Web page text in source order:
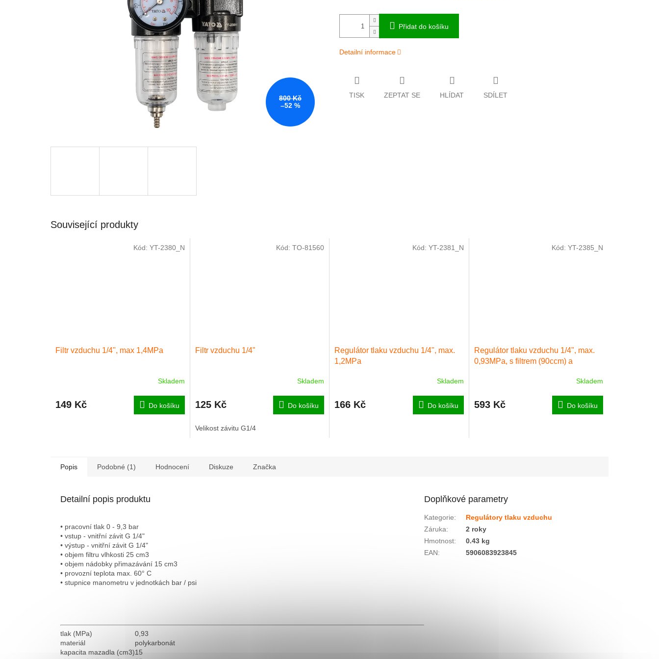
800 Kč
–52 %
Přidat do košíku
Detailní informace
TISK ZEPTAT SE HLÍDAT SDÍLET
Související produkty
Filtr vzduchu 1/4", max 1,4MPa
Skladem
149 Kč Do košíku
Kód: YT-2380_N
Filtr vzduchu 1/4"
Skladem
125 Kč Do košíku
Velikost závitu G1/4
Kód: TO-81560
Regulátor tlaku vzduchu 1/4", max.
1,2MPa
Skladem
166 Kč Do košíku
Kód: YT-2381_N
Regulátor tlaku vzduchu 1/4", max.
0,93MPa, s filtrem (90ccm) a
Skladem
593 Kč Do košíku
Kód: YT-2385_N
Popis Podobné (1) Hodnocení Diskuze Značka
Detailní popis produktu
• pracovní tlak 0 - 9,3 bar
• vstup - vnitřní závit G 1/4"
• výstup - vnitřní závit G 1/4"
• objem filtru vlhkosti 25 cm3
• objem nádobky přimazávání 15 cm3
• provozní teplota max. 60° C
• stupnice manometru v jednotkách bar / psi
tlak (MPa)
0,93
materiál
polykarbonát
kapacita mazadla (cm3)15
Doplňkové parametry
Kategorie:
Regulátory tlaku vzduchu
Záruka:
2 roky
Hmotnost:
0.43 kg
EAN: 5906083923845